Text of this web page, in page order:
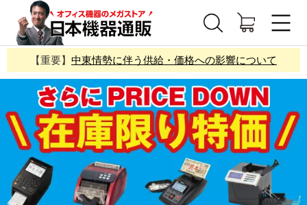
【重要】 中東情勢に伴う供給・価格への影響について